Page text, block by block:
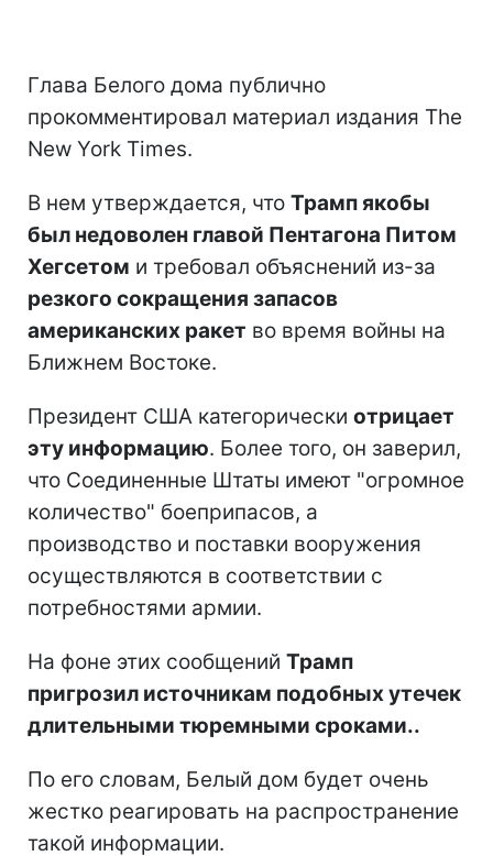
Глава Белого дома публично
прокомментировал материал издания The
New York Times.
В нем утверждается, что Трамп якобы
был недоволен главой Пентагона Питом
Хегсетом и требовал объяснений из-за
резкого сокращения запасов
американских ракет во время войны на
Ближнем Востоке.
Президент США категорически отрицает
эту информацию. Более того, он заверил,
что Соединенные Штаты имеют "огромное
количество" боеприпасов, а
производство и поставки вооружения
осуществляются в соответствии с
потребностями армии.
На фоне этих сообщений Трамп
пригрозил источникам подобных утечек
длительными тюремными сроками..
По его словам, Белый дом будет очень
жестко реагировать на распространение
такой информации.